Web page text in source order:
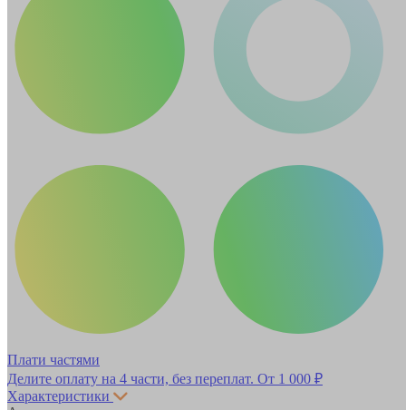
Плати частями
Делите оплату на 4 части, без переплат. От 1 000 ₽
Характеристики